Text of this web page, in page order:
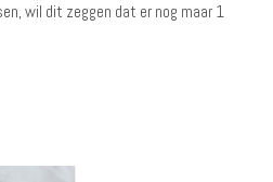
wil dit zeggen dat er nog maar 1